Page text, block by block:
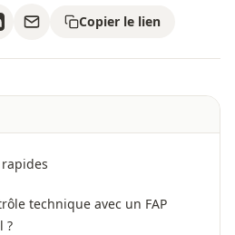
Copier le lien
technique avec un FAP
?